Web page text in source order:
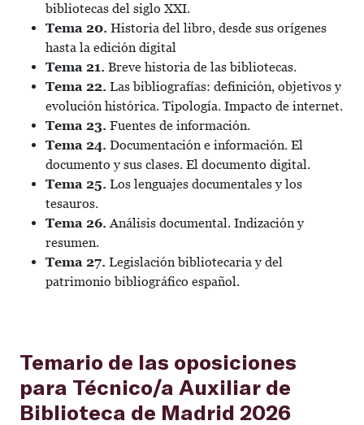
bibliotecas del siglo XXI.
Tema 20. Historia del libro, desde sus orígenes
hasta la edición digital
Tema 21. Breve historia de las bibliotecas.
Tema 22. Las bibliografías: definición, objetivos y
evolución histórica. Tipología. Impacto de internet.
Tema 23. Fuentes de información.
Tema 24. Documentación e información. El
documento y sus clases. El documento digital.
Tema 25. Los lenguajes documentales y los
tesauros.
Tema 26. Análisis documental. Indización y
resumen.
Tema 27. Legislación bibliotecaria y del
patrimonio bibliográfico español.
Temario de las oposiciones
para Técnico/a Auxiliar de
Biblioteca de Madrid 2026